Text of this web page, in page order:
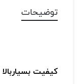
توضیحات
کیفیت بسیاربالا